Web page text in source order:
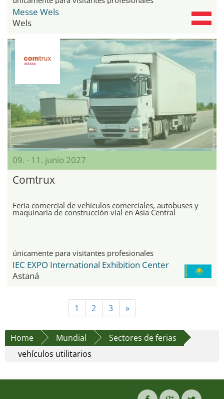
Messe Wels
Wels
09. - 11. junio 2027
Comtrux
Feria comercial de vehículos comerciales, autobuses y
maquinaria de construcción vial en Asia Central
únicamente para visitantes profesionales
IEC EXPO International Exhibition Center
Astaná
1 2 3 »
Home Mundial
Sectores de ferias
vehículos utilitarios